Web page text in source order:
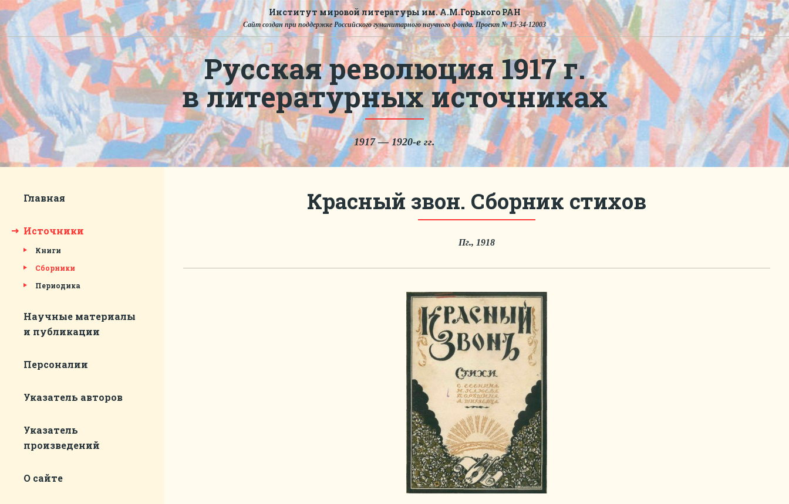
Институт мировой литературы им. А.М.Горького РАН
Сайт создан при поддержке Российского гуманитарного научного фонда. Проект № 15-34-12003
Русская революция 1917 г.
в литературных источниках
1917 — 1920-е гг.
Главная
Источники
Книги
Сборники
Периодика
Научные материалы
и публикации
Персоналии
Указатель авторов
Указатель
произведений
О сайте
Красный звон. Сборник стихов
Пг., 1918